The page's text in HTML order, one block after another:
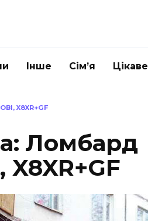
Інше Сім’я Цікаве
X8XR+GF
Ломбард